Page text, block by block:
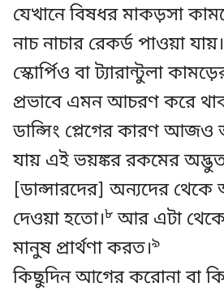
যেখানে বিষধর মাকড়সা
নাচ নাচার রেকর্ড পাওয়া
স্কোর্পিও বা ট্যারান্টুলা
প্রভাবে এমন আচরণ করে
ডান্সিং প্লেগের কারণ আজও
যায় এই ভয়ঙ্কর রকমের
[ডান্সারদের] অন্যদের
দেওয়া হতো।৮ আর এটা
মানুষ প্রার্থণা করত।৯
কিছুদিন আগের করোনা বা